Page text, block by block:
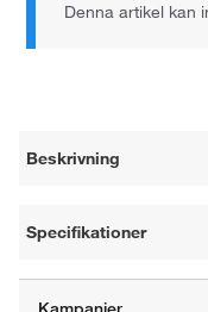
Denna artikel kan
Beskrivning
Specifikationer